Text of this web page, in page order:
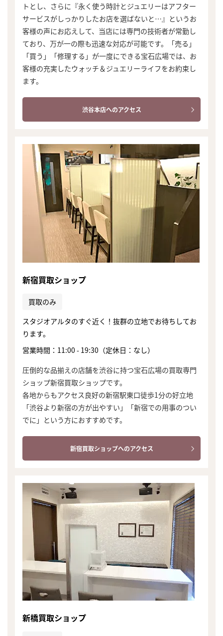
トとし、さらに『永く使う時計とジュエリーはアフター
サービスがしっかりしたお店を選ばないと…』というお
客様の声にお応えして、当店には専門の技術者が常勤し
ており、万が一の際も迅速な対応が可能です。「売る」
「買う」「修理する」が一度にできる宝石広場では、お
客様の充実したウォッチ＆ジュエリーライフをお約束し
ます。
渋谷本店へのアクセス
新宿買取ショップ
買取のみ
スタジオアルタのすぐ近く！抜群の立地でお待ちしてお
ります。
営業時間：11:00 - 19:30（定休日：なし）
圧倒的な品揃えの店舗を渋谷に持つ宝石広場の買取専門
ショップ新宿買取ショップです。
各地からもアクセス良好の新宿駅東口徒歩1分の好立地
「渋谷より新宿の方が出やすい」「新宿での用事のつい
でに」という方におすすめです。
新宿買取ショップへのアクセス
新橋買取ショップかんたん30秒でお試し査定